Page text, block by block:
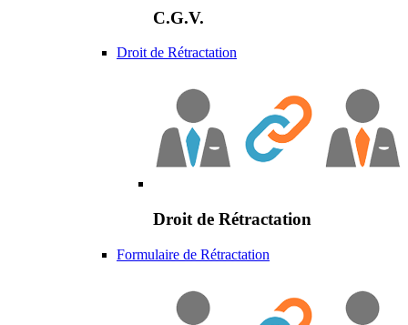
C.G.V.
Droit de Rétractation
Droit de Rétractation
Formulaire de Rétractation